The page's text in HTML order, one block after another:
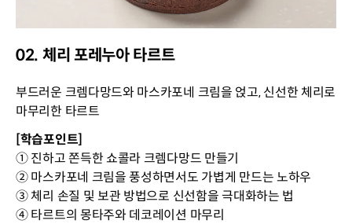
02. 체리 포레누아 타르트
부드러운 크렘다망드와 마스카포네 크림을 얹고, 신선한 체리로
마무리한 타르트
[학습포인트]
① 진하고 쫀득한 쇼콜라 크렘다망드 만들기
② 마스카포네 크림을 풍성하면서도 가볍게 만드는 노하우
③ 체리 손질 및 보관 방법으로 신선함을 극대화하는 법
④ 타르트의 몽타주와 데코레이션 마무리